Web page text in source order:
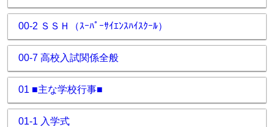
00-2 ＳＳＨ（ｽｰﾊﾟｰｻｲｴﾝｽﾊｲｽｸｰﾙ）
00-7 高校入試関係全般
01 ■主な学校行事■
01-1 入学式